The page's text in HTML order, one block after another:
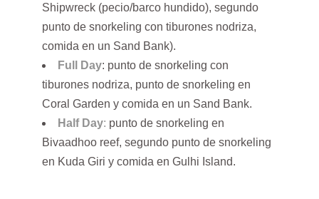
Shipwreck (pecio/barco hundido), segundo
punto de snorkeling con tiburones nodriza,
comida en un Sand Bank).
Full Day: punto de snorkeling con
tiburones nodriza, punto de snorkeling en
Coral Garden y comida en un Sand Bank.
Half Day: punto de snorkeling en
Bivaadhoo reef, segundo punto de snorkeling
en Kuda Giri y comida en Gulhi Island.